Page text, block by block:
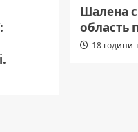
Шалена
область
18 години